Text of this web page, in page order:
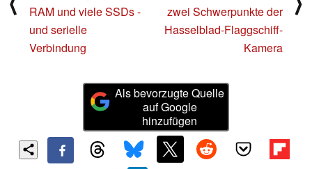
RAM und viele SSDs -
und serielle
Verbindung
zwei Schwerpunkte der
Hasselblad-Flaggschiff-
Kamera
Als bevorzugte Quelle
auf Google
hinzufügen